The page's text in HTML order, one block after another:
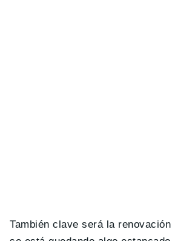
También clave será la